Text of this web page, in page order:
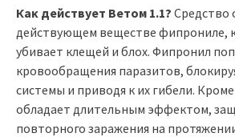
Как действует Ветом 1.1? Средство
действующем веществе фипрониле,
убивает клещей и блох. Фипронил
кровообращения паразитов,
системы и приводя к их гибели.
обладает длительным эффектом,
повторного заражения на